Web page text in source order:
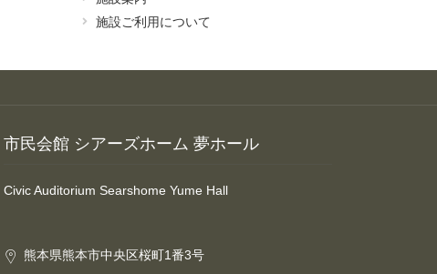
施設ご利用について
市民会館 シアーズホーム 夢ホール
Civic Auditorium Searshome Yume Hall
熊本県熊本市中央区桜町1番3号